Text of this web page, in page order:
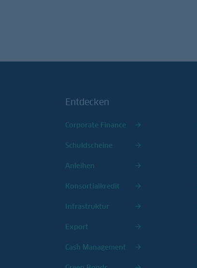
Entdecken
Corporate Finance
Schuldscheine
Anleihen
Konsortialkredit
Infrastruktur
Export
Cash Management